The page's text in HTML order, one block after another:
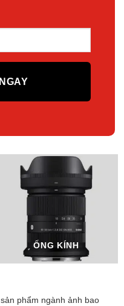
ỐNG KÍNH
phẩm ngành ảnh bao